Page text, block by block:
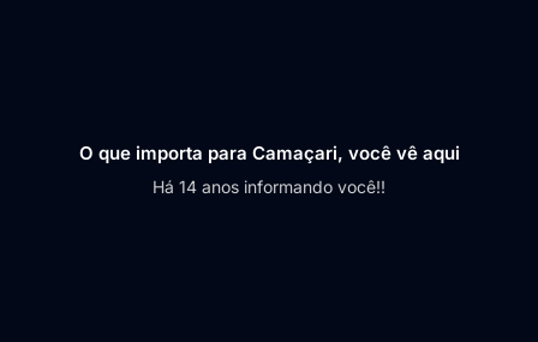
O que importa para Camaçari, você vê aqui
Há 14 anos informando você!!